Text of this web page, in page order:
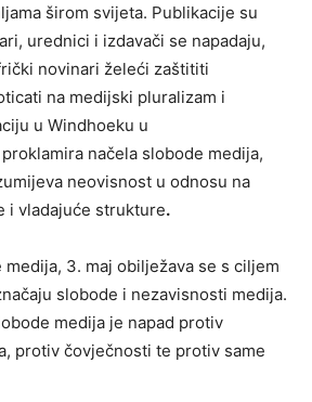
širom svijeta. Publikacije su
urednici i izdavači se napadaju,
novinari želeći zaštititi
na medijski pluralizam i
u Windhoeku u
načela slobode medija,
neovisnost u odnosu na
i vladajuće strukture.
3. maj obilježava se s ciljem
slobode i nezavisnosti medija.
medija je napad protiv
protiv čovječnosti te protiv same